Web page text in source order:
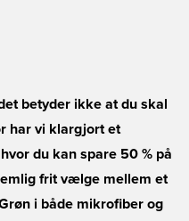
betyder ikke at du skal
har vi klargjort et
du kan spare 50 % på
frit vælge mellem et
i både mikrofiber og